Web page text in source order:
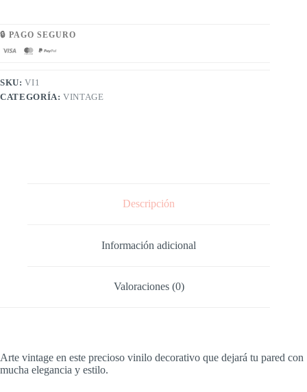
🔒 PAGO SEGURO
SKU:VI1
CATEGORÍA:VINTAGE
Descripción
Información adicional
Valoraciones (0)
Arte vintage en este precioso vinilo decorativo que dejará tu pared con
mucha elegancia y estilo.